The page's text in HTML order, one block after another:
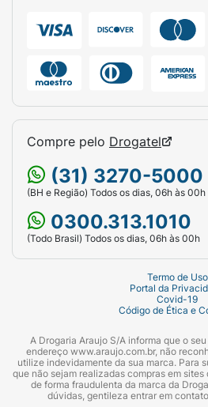
Compre pelo Drogatel
(31) 3270-5000
(BH e Região) Todos os dias, 06h às 00h
0300.313.1010
(Todo Brasil) Todos os dias, 06h às 00h
Termo de Uso
Portal da
Covid-19
Código de Ética e
A Drogaria Araujo S/A informa que o
endereço www.araujo.com.br, não
utilize indevidamente da sua marca. Para
que não sejam realizadas compras em
de forma fraudulenta da marca da
dúvidas, gentileza entrar em